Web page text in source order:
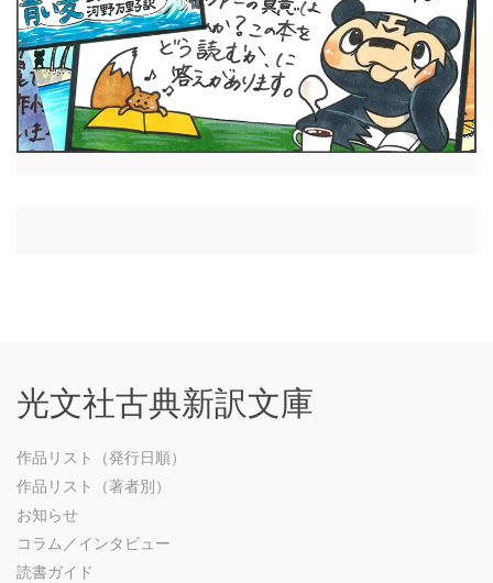
光文社古典新訳文庫
作品リスト（発行日順）
作品リスト（著者別）
お知らせ
コラム／インタビュー
読書ガイド